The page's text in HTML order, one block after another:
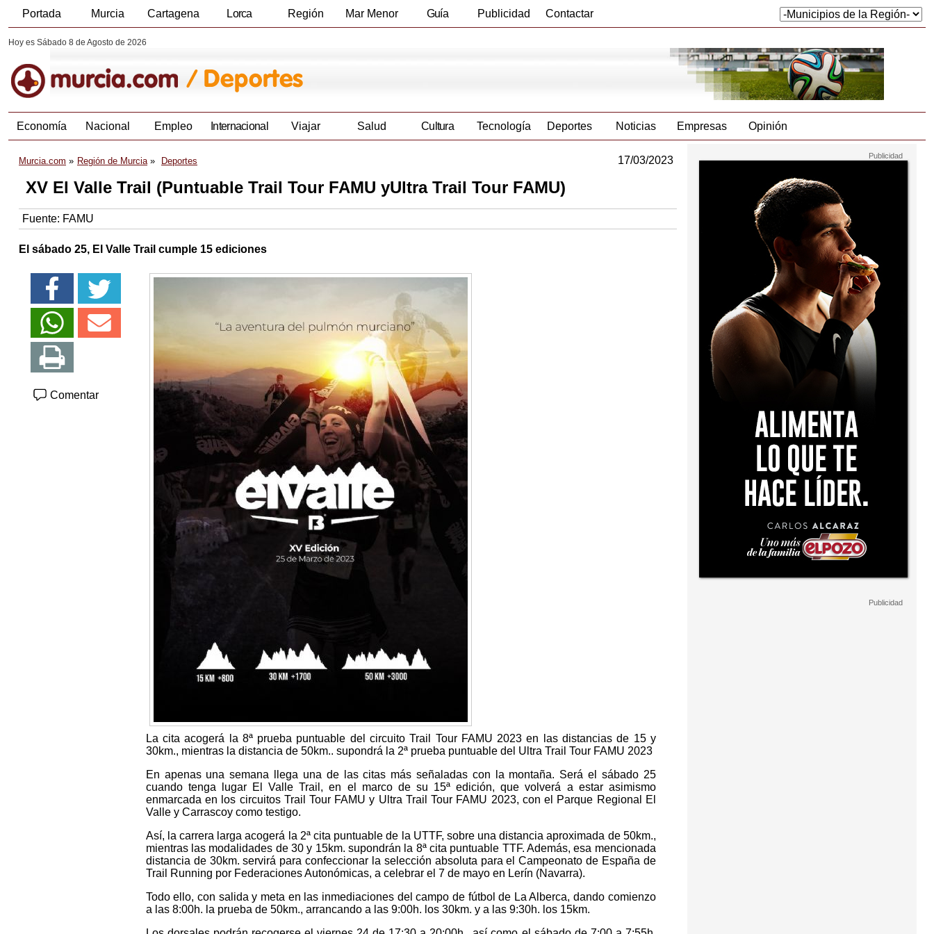
Portada Murcia Cartagena Lorca Región Mar Menor Guía Publicidad Contactar
Hoy es Sábado 8 de Agosto de 2026
Economía Nacional Empleo Internacional Viajar Salud Cultura Tecnología Deportes Noticias Empresas Opinión
Murcia.com Región de Murcia Deportes 17/03/2023
XV El Valle Trail (Puntuable Trail Tour FAMU yUltra Trail Tour FAMU)
Fuente: FAMU
El sábado 25, El Valle Trail cumple 15 ediciones
Comentar
La cita acogerá la 8ª prueba puntuable del circuito Trail Tour FAMU 2023 en las distancias de 15 y
30km., mientras la distancia de 50km.. supondrá la 2ª prueba puntuable del Ultra Trail Tour FAMU 2023
En apenas una semana llega una de las citas más señaladas con la montaña. Será el sábado 25
cuando tenga lugar El Valle Trail, en el marco de su 15ª edición, que volverá a estar asimismo
enmarcada en los circuitos Trail Tour FAMU y Ultra Trail Tour FAMU 2023, con el Parque Regional El
Valle y Carrascoy como testigo.
Así, la carrera larga acogerá la 2ª cita puntuable de la UTTF, sobre una distancia aproximada de 50km.,
mientras las modalidades de 30 y 15km. supondrán la 8ª cita puntuable TTF. Además, esa mencionada
distancia de 30km. servirá para confeccionar la selección absoluta para el Campeonato de España de
Trail Running por Federaciones Autonómicas, a celebrar el 7 de mayo en Lerín (Navarra).
Todo ello, con salida y meta en las inmediaciones del campo de fútbol de La Alberca, dando comienzo
a las 8:00h. la prueba de 50km., arrancando a las 9:00h. los 30km. y a las 9:30h. los 15km.